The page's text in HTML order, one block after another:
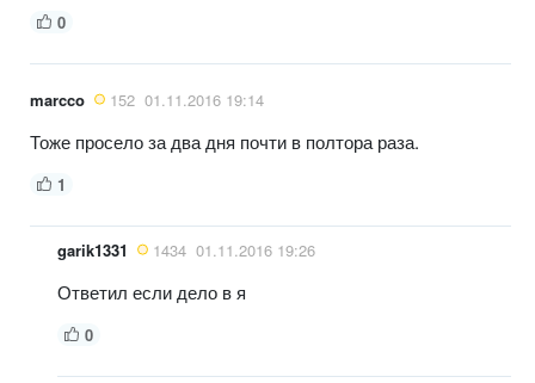
0
marcco 152 01.11.2016 19:14
Тоже просело за два дня почти в полтора раза.
1
garik1331 1434 01.11.2016 19:26
Ответил если дело в я
0